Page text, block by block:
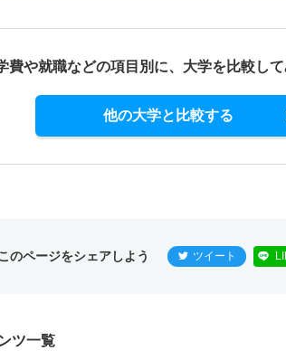
費や就職などの項目別に、 大学を比較して
他の大学と比較する
のページをシェアしよう ツイート
ツ一覧